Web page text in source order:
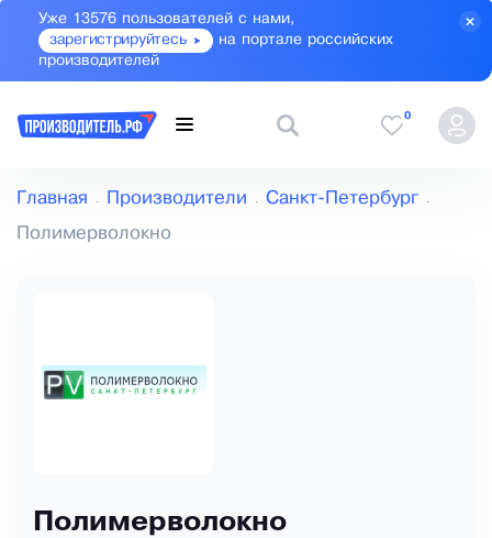
Уже 13576 пользователей с нами,
зарегистрируйтесь
на портале российских
производителей
0
Главная Производители Санкт-Петербург
Полимерволокно
Полимерволокно